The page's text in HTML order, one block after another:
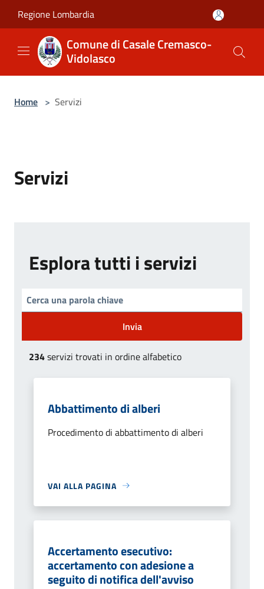
Regione Lombardia
Comune di Casale Cremasco-
Vidolasco
Home > Servizi
Servizi
Esplora tutti i servizi
Invia
234servizi trovati in ordine alfabetico
Abbattimento di alberi
Procedimento di abbattimento di alberi
VAI ALLA PAGINA
Accertamento esecutivo:
accertamento con adesione a
seguito di notifica dell'avviso